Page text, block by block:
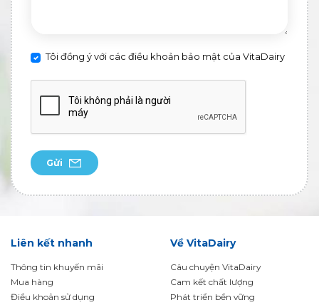
Tôi đồng ý với các điều khoản bảo mật của VitaDairy
Gửi
Liên kết nhanh
Thông tin khuyến mãi
Mua hàng
Điều khoản sử dụng
Về VitaDairy
Câu chuyện VitaDairy
Cam kết chất lượng
Phát triển bền vững